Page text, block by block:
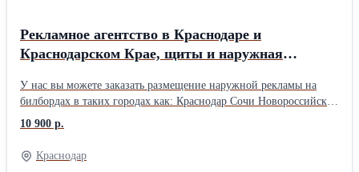
Рекламное агентство в Краснодаре и
Краснодарском Крае, щиты и наружная
У нас вы можете заказать размещение наружной рекламы на
билбордах в таких городах как: Краснодар Сочи Новороссийск
Армавир Усть-Лабинск Лабинский район Ейск Ейский район
Кропоткин Кавказский район Славянск-на-Кубани Славянский
район Туапсе Туапсинский район Тихорецк Тихорецкий район
Крымск Крымский район Анапа Белореченск Белореченский
10 900 р.
Краснодар